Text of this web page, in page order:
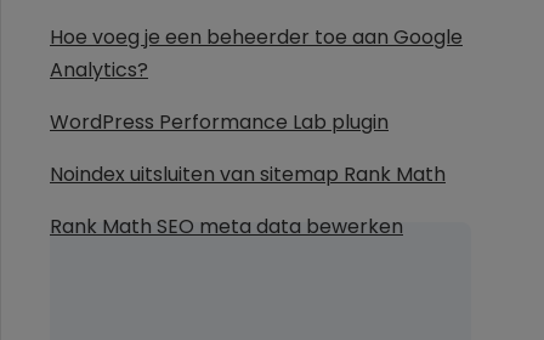
Hoe voeg je een beheerder toe aan Google
Analytics?
WordPress Performance Lab plugin
Noindex uitsluiten van sitemap Rank Math
Rank Math SEO meta data bewerken